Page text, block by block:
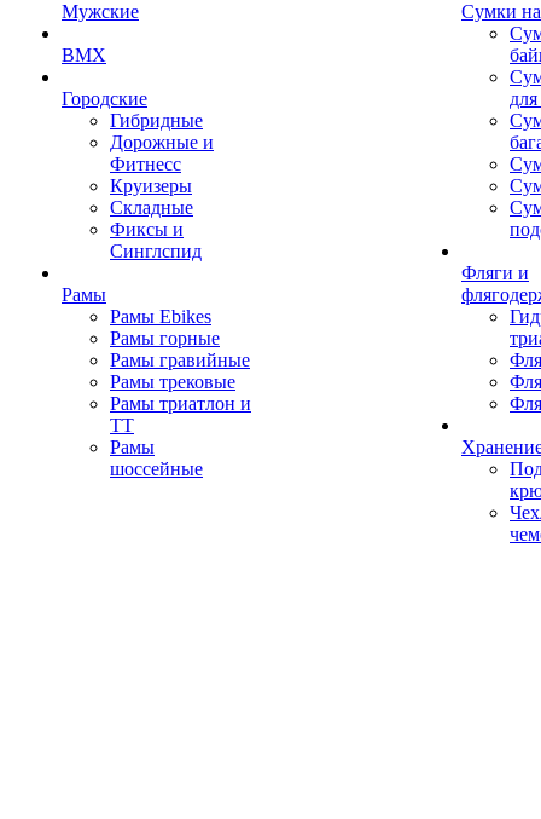
Мужские
BMX
Городские
Гибридные
Дорожные и
Фитнесс
Круизеры
Складные
Фиксы и
Синглспид
Рамы
Рамы Ebikes
Рамы горные
Рамы гравийные
Рамы трековые
Рамы триатлон и
ТТ
Рамы
шоссейные
Сумки
Фляги и